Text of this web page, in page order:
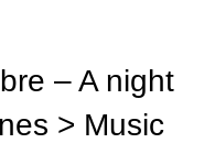
– A night
> Music